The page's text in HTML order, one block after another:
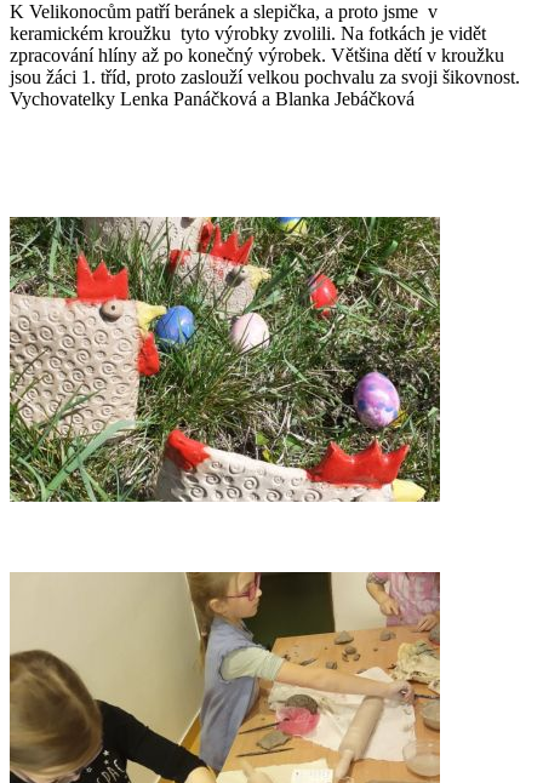
K Velikonocům patří beránek a slepička, a proto jsme v
keramickém kroužku tyto výrobky zvolili. Na fotkách je vidět
zpracování hlíny až po konečný výrobek. Většina dětí v kroužku
jsou žáci 1. tříd, proto zaslouží velkou pochvalu za svoji šikovnost.
Vychovatelky Lenka Panáčková a Blanka Jebáčková